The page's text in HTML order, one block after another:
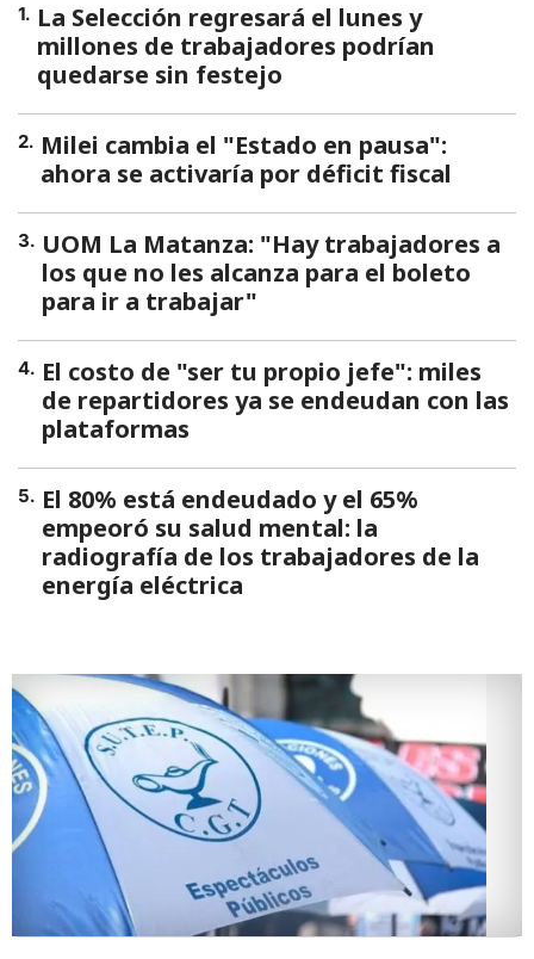
1. La Selección regresará el lunes y
millones de trabajadores podrían
quedarse sin festejo
2. Milei cambia el "Estado en pausa":
ahora se activaría por déficit fiscal
3. UOM La Matanza: "Hay trabajadores a
los que no les alcanza para el boleto
para ir a trabajar"
4. El costo de "ser tu propio jefe": miles
de repartidores ya se endeudan con las
plataformas
5. El 80% está endeudado y el 65%
empeoró su salud mental: la
radiografía de los trabajadores de la
energía eléctrica